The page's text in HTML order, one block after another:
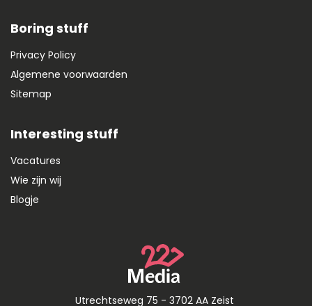
Boring stuff
Privacy Policy
Algemene voorwaarden
Sitemap
Interesting stuff
Vacatures
Wie zijn wij
Blogje
Utrechtseweg 75 - 3702 AA Zeist